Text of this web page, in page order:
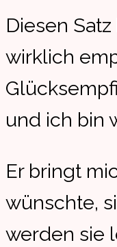
Diesen
wirklich
und ich bin
Er bringt
wünschte,
werden sie